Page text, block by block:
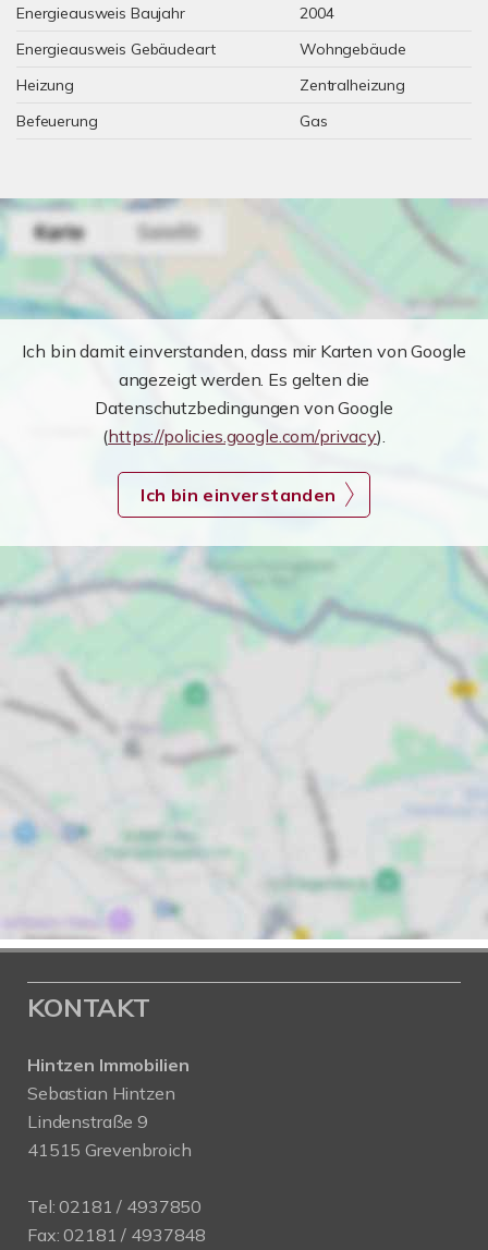
Energieausweis Baujahr
2004
Energieausweis Gebäudeart
Wohngebäude
Heizung
Zentralheizung
Befeuerung
Gas
Ich bin damit einverstanden, dass mir Karten von Google
angezeigt werden. Es gelten die
Datenschutzbedingungen von Google
(https://policies.google.com/privacy).
Ich bin einverstanden
KONTAKT
Hintzen Immobilien
Sebastian Hintzen
Lindenstraße 9
41515 Grevenbroich
Tel:02181 / 4937850
Fax: 02181 / 4937848